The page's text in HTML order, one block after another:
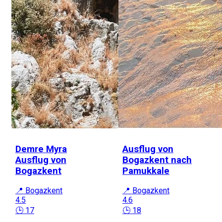
Demre Myra
Ausflug von
Bogazkent
📍 Bogazkent
4.5
🕒 17
Ausflug von
Bogazkent nach
Pamukkale
📍 Bogazkent
4.6
🕒 18